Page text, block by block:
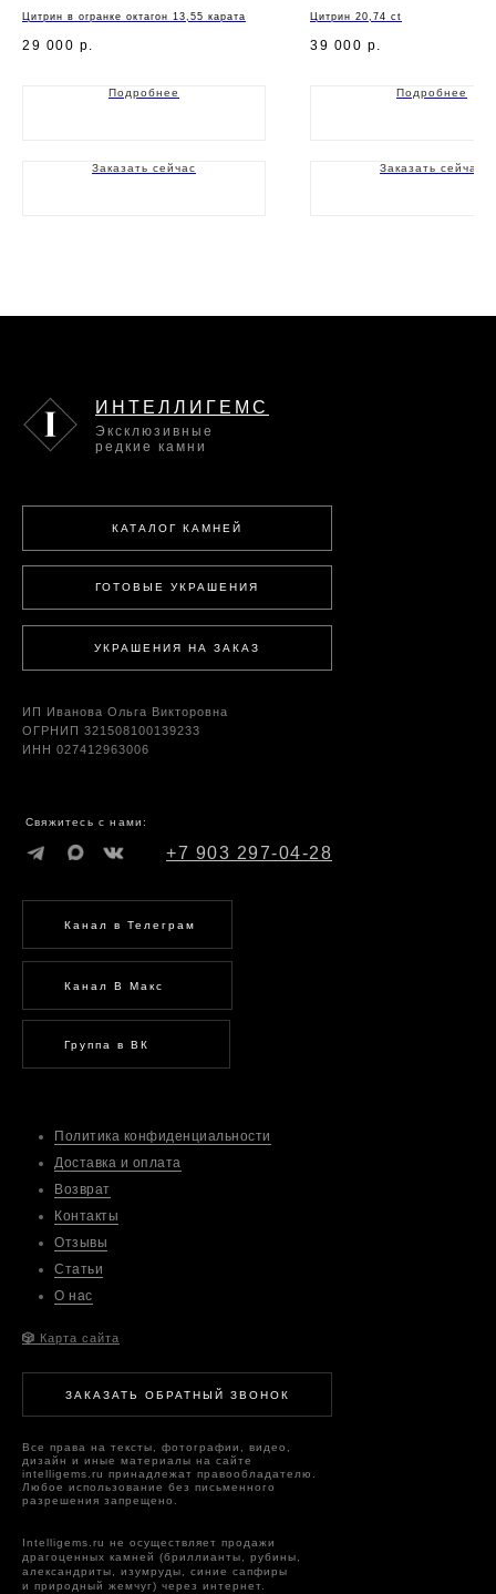
Цитрин в огранке октагон 13,55 карата
29 000 р.
Подробнее
Заказать сейчас
Цитрин 20,74 ct
39 000 р.
Подробнее
Заказать сейчас
ЗАКАЗАТЬ ОБРАТНЫЙ ЗВОНОК
Intelligems.ru не осуществляет продажи
драгоценных камней (бриллианты, рубины,
александриты, изумруды, синие сапфиры
и природный жемчуг) через интернет.
Все права на тексты, фотографии, видео,
дизайн и иные материалы на сайте
intelligems.ru принадлежат правообладателю.
Любое использование без письменного
разрешения запрещено.
КАТАЛОГ КАМНЕЙ
УКРАШЕНИЯ НА ЗАКАЗ
ГОТОВЫЕ УКРАШЕНИЯ
Эксклюзивные
редкие камни
ИНТЕЛЛИГЕМС
Политика конфиденциальности
Доставка и оплата
Возврат
Контакты
Отзывы
Статьи
О нас
+7 903 297-04-28
Канал В Макс
Группа в ВК
Канал в Телеграм
Свяжитесь с нами:
🎲 Карта сайта
ИП Иванова Ольга Викторовна
ОГРНИП 321508100139233
ИНН 027412963006